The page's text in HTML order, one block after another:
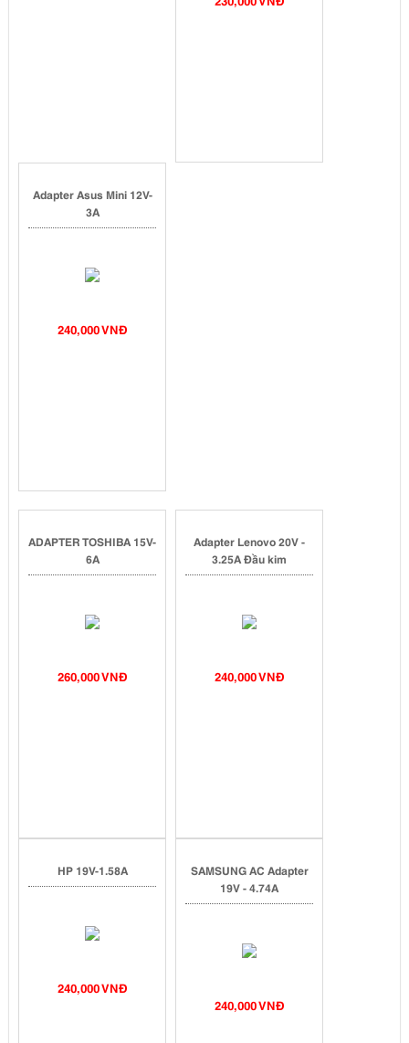
Adapter Asus Mini 12V-
3A
240,000 VNĐ
ADAPTER TOSHIBA 15V-
6A
260,000 VNĐ
Adapter Lenovo 20V -
3.25A Đầu kim
240,000 VNĐ
HP 19V-1.58A
240,000 VNĐ
SAMSUNG AC Adapter
19V - 4.74A
240,000 VNĐ